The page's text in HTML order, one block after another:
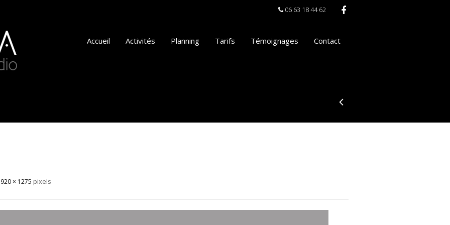
06 63 18 44 62
Accueil Activités Planning Tarifs Témoignages Contact
× 1275 pixels